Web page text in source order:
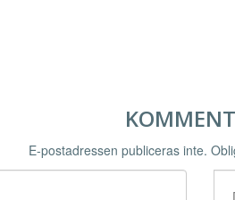
E-postadressen publiceras inte.